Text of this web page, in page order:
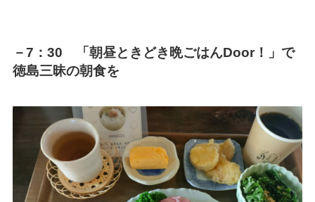
－7：30 「朝昼ときどき晩ごはんDoor！」で
徳島三昧の朝食を